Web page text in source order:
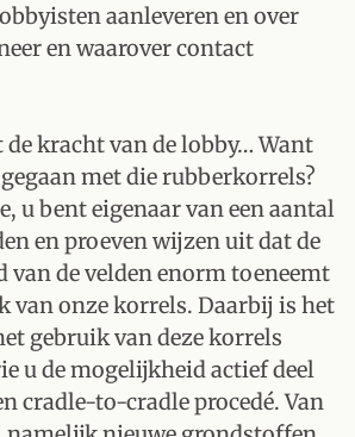
aanleveren en over
en waarover contact
kracht van de lobby… Want
met die rubberkorrels?
u bent eigenaar van een aantal
en proeven wijzen uit dat de
van de velden enorm toeneemt
van onze korrels. Daarbij is het
gebruik van deze korrels
u de mogelijkheid actief deel
cradle-to-cradle procedé. Van